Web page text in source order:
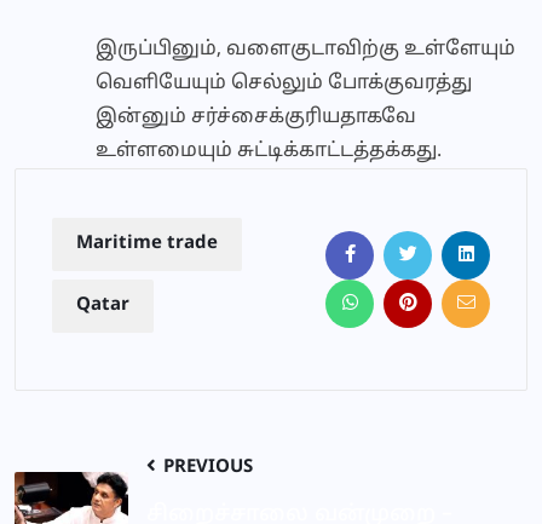
இருப்பினும், வளைகுடாவிற்கு உள்ளேயும்
வெளியேயும் செல்லும் போக்குவரத்து
இன்னும் சர்ச்சைக்குரியதாகவே
உள்ளமையும் சுட்டிக்காட்டத்தக்கது.
Maritime trade
Qatar
PREVIOUS